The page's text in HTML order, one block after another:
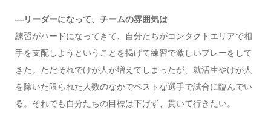
—リーダーになって、チームの雰囲気は
練習がハードになってきて、自分たちがコンタクトエリアで相
手を支配しようということを掲げて練習で激しいプレーをして
きた。ただそれでけが人が増えてしまったが、就活生やけが人
を除いた限られた人数のなかでベストな選手で試合に臨んでい
る。それでも自分たちの目標は下げず、貫いて行きたい。